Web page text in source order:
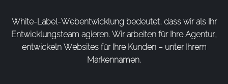
White-Label-Webentwicklung bedeutet, dass wir als Ihr
Entwicklungsteam agieren. Wir arbeiten für Ihre Agentur,
entwickeln Websites für Ihre Kunden – unter Ihrem
Markennamen.